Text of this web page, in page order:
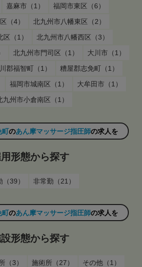
嘉麻市（1）
福岡市東区（6）
（4）
北九州市八幡東区（2）
（1）
北九州市八幡西区（3）
北九州市門司区（1）
大川市（1）
郡福智町（1）
糟屋郡志免町（1）
福岡市城南区（1）
大牟田市（1）
九州市小倉南区（1）
町のあん摩マッサージ指圧師の求人を
形態から探す
（39） 非常勤（21）
町のあん摩マッサージ指圧師の求人を
形態から探す
（3） 施術所（27）
その他（1）